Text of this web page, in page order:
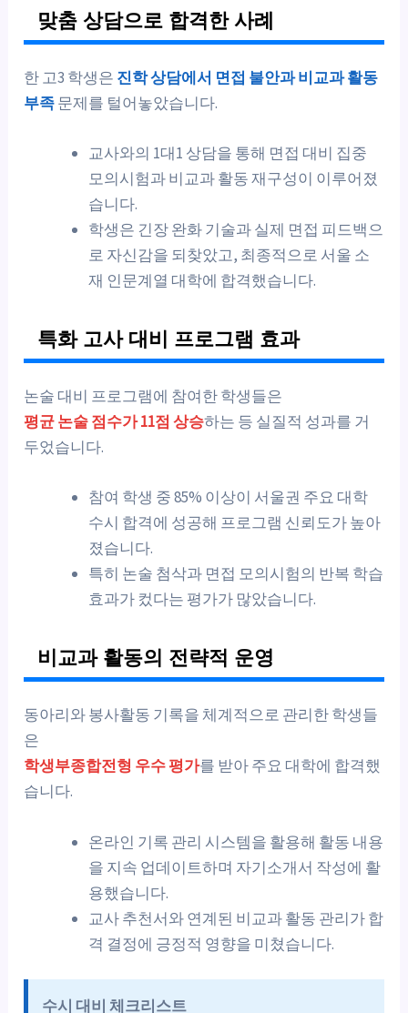
맞춤 상담으로 합격한 사례
한 고3 학생은 진학 상담에서 면접 불안과 비교과 활동
부족문제를 털어놓았습니다.
교사와의 1대1 상담을 통해 면접 대비 집중
모의시험과 비교과 활동 재구성이 이루어졌
습니다.
학생은 긴장 완화 기술과 실제 면접 피드백으
로 자신감을 되찾았고, 최종적으로 서울 소
재 인문계열 대학에 합격했습니다.
특화 고사 대비 프로그램 효과
논술 대비 프로그램에 참여한 학생들은
평균 논술 점수가 11점 상승하는 등 실질적 성과를 거
두었습니다.
참여 학생 중 85% 이상이 서울권 주요 대학
수시 합격에 성공해 프로그램 신뢰도가 높아
졌습니다.
특히 논술 첨삭과 면접 모의시험의 반복 학습
효과가 컸다는 평가가 많았습니다.
비교과 활동의 전략적 운영
동아리와 봉사활동 기록을 체계적으로 관리한 학생들
은
학생부종합전형 우수 평가를 받아 주요 대학에 합격했
습니다.
온라인 기록 관리 시스템을 활용해 활동 내용
을 지속 업데이트하며 자기소개서 작성에 활
용했습니다.
교사 추천서와 연계된 비교과 활동 관리가 합
격 결정에 긍정적 영향을 미쳤습니다.
수시 대비 체크리스트